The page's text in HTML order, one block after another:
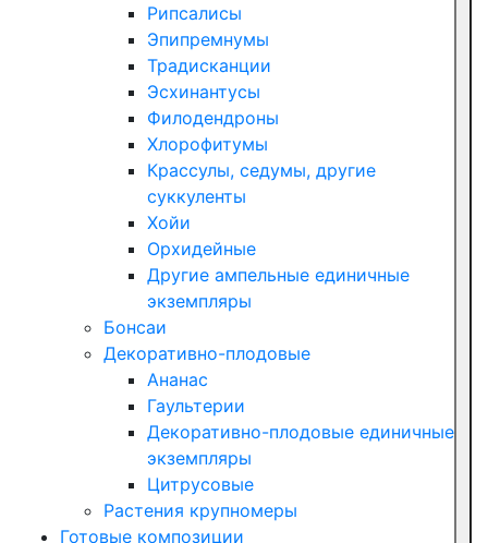
Рипсалисы
Эпипремнумы
Традисканции
Эсхинантусы
Филодендроны
Хлорофитумы
Крассулы, седумы, другие
суккуленты
Хойи
Орхидейные
Другие ампельные единичные
экземпляры
Бонсаи
Декоративно-плодовые
Ананас
Гаультерии
Декоративно-плодовые единичные
экземпляры
Цитрусовые
Растения крупномеры
Готовые композиции